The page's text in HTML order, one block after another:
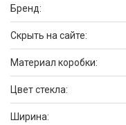
Брeнд:
Скрыть на сайте:
Материал коробки:
Цвет стекла:
Ширина: